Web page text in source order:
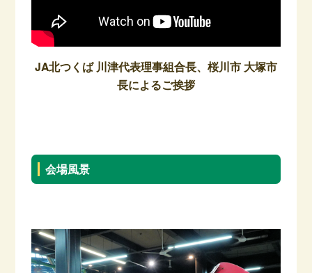
JA北つくば 川津代表理事組合長、桜川市 大塚市
長によるご挨拶
会場風景